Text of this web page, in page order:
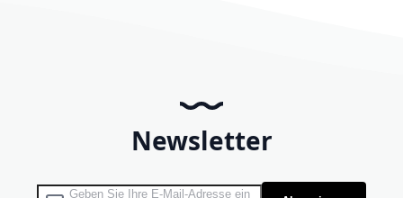
Newsletter
Melden Sie sich für unseren Newsletter an: